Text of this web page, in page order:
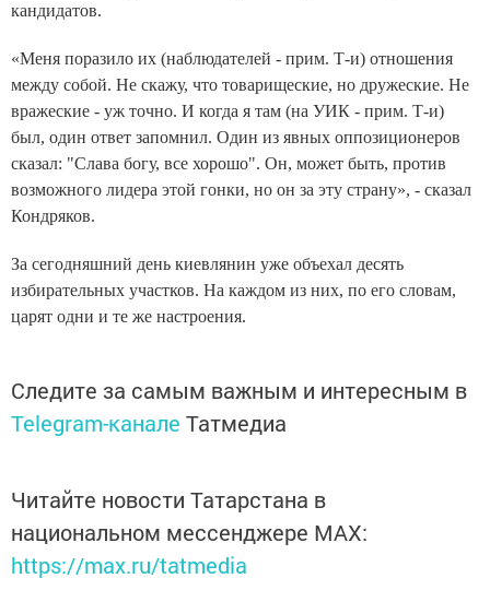
кандидатов.
«Меня поразило их (наблюдателей - прим. Т-и) отношения
между собой. Не скажу, что товарищеские, но дружеские. Не
вражеские - уж точно. И когда я там (на УИК - прим. Т-и)
был, один ответ запомнил. Один из явных оппозиционеров
сказал: "Слава богу, все хорошо". Он, может быть, против
возможного лидера этой гонки, но он за эту страну», - сказал
Кондряков.
За сегодняшний день киевлянин уже объехал десять
избирательных участков. На каждом из них, по его словам,
царят одни и те же настроения.
Следите за самым важным и интересным в
Telegram-канале Татмедиа
Читайте новости Татарстана в
национальном мессенджере MАХ:
https://max.ru/tatmedia